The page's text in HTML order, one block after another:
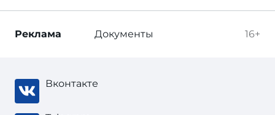
16+
Реклама Документы
Вконтакте